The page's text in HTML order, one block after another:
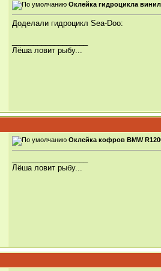
Оклейка гидроцикла
Доделали гидроцикл Sea-Doo:
Лёша ловит рыбу...
Оклейка кофров BMW
Лёша ловит рыбу...